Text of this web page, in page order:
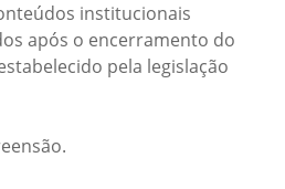
institucionais
após o encerramento do
pela legislação